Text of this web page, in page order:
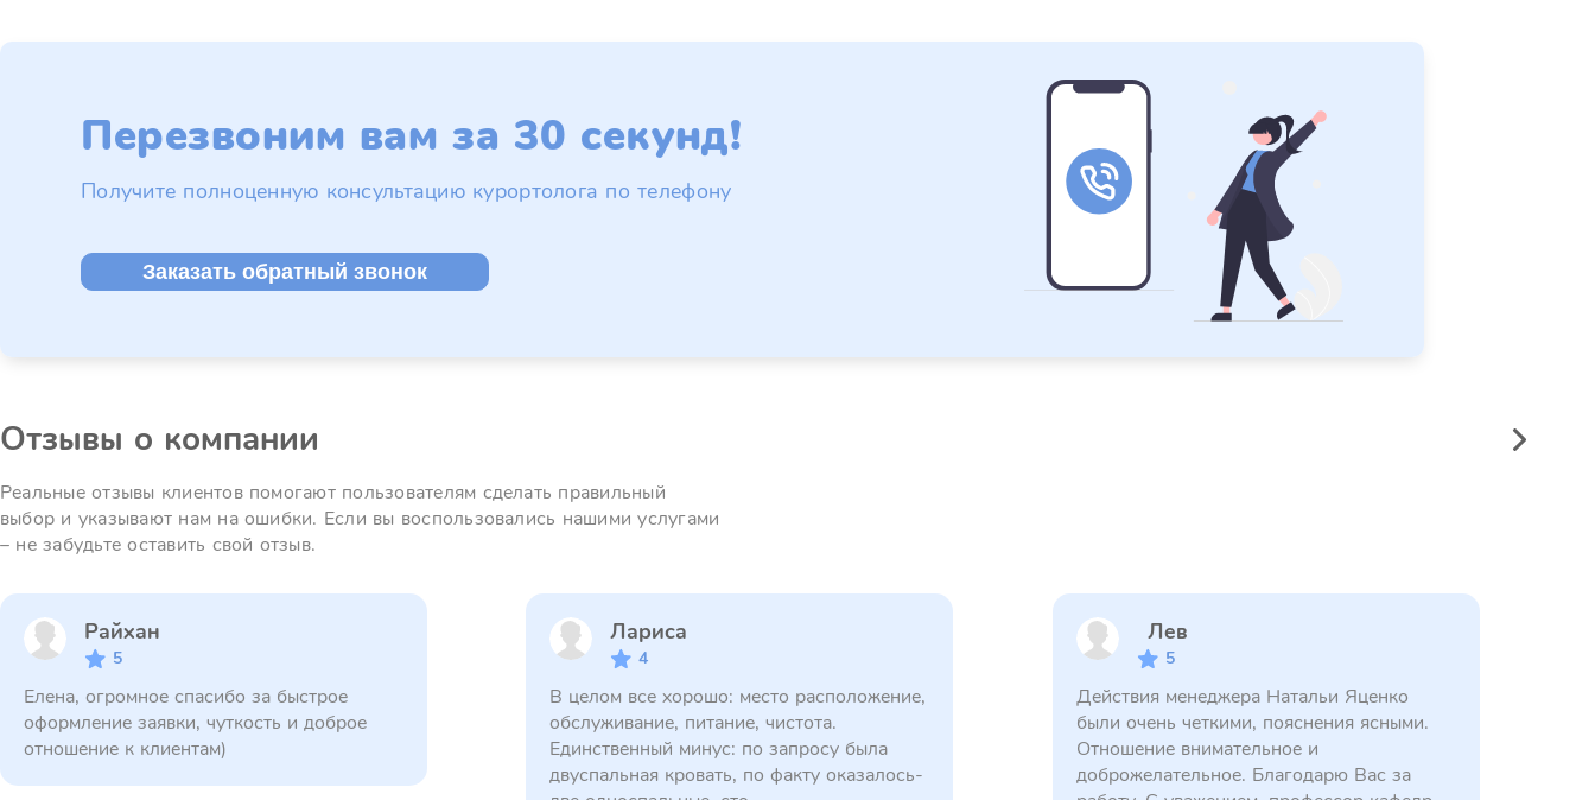
Перезвоним вам за 30 секунд!
Получите полноценную консультацию курортолога по телефону
Заказать обратный звонок
Отзывы о компании
Реальные отзывы клиентов помогают пользователям сделать правильный
выбор и указывают нам на ошибки. Если вы воспользовались нашими услугами
– не забудьте оставить свой отзыв.
Райхан
5
Елена, огромное спасибо за быстрое
оформление заявки, чуткость и доброе
отношение к клиентам)
Лариса
4
В целом все хорошо: место расположение,
обслуживание, питание, чистота.
Единственный минус: по запросу была
двуспальная кровать, по факту оказалось-
Лев
5
Действия менеджера Натальи Яценко
были очень четкими, пояснения ясными.
Отношение внимательное и
доброжелательное. Благодарю Вас за